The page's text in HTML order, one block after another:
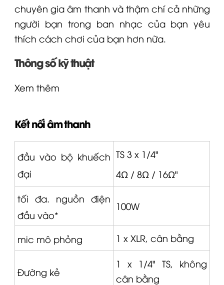
chuyên gia âm thanh và thậm chí cả những
người bạn trong ban nhạc của bạn yêu
thích cách chơi của bạn hơn nữa.
Thông số kỹ thuật
Xem thêm
Kết nối âm thanh
đầu vào bộ khuếch
đại
TS 3 x 1/4"
4Ω / 8Ω / 16Ω"
tối đa. nguồn điện
đầu vào*
100W
mic mô phỏng 1 x XLR, cân bằng
Đường kẻ
1 x 1/4" TS, không
cân bằng